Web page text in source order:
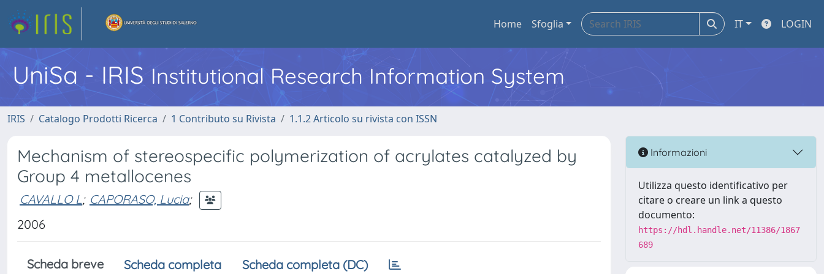
Home Sfoglia IT LOGIN
UniSa - IRIS Institutional Research Information System
IRIS Catalogo Prodotti Ricerca 1 Contributo su Rivista 1.1.2 Articolo su rivista con ISSN
Mechanism of stereospecific polymerization of acrylates catalyzed by
Group 4 metallocenes
CAVALLO L; CAPORASO, Lucia;
2006
Scheda breve Scheda completa Scheda completa (DC)
Informazioni
Utilizza questo identificativo per
citare o creare un link a questo
documento:
https://hdl.handle.net/11386/1867
689